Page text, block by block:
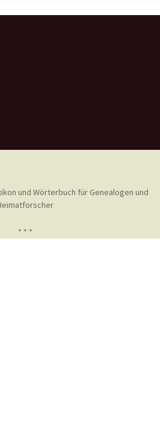
und Wörterbuch für Genealogen und
* * *